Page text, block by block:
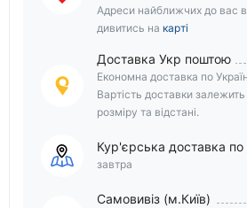
Адреси найближчих до вас
дивитись на карті
Доставка Укр поштою
Економна доставка по
Вартість доставки залежить
розміру та відстані.
Кур'єрська доставка
завтра
Самовивіз (м.Київ)